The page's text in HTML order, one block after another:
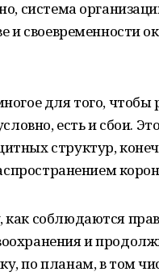
система
и своевременности
для того,
есть и сбои.
структур,
соблюдаются
и
по планам, в том